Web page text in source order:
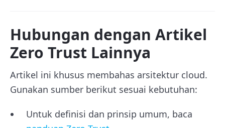
Hubungan dengan Artikel
Zero Trust Lainnya
Artikel ini khusus membahas arsitektur cloud.
Gunakan sumber berikut sesuai kebutuhan:
Untuk definisi dan prinsip umum, baca